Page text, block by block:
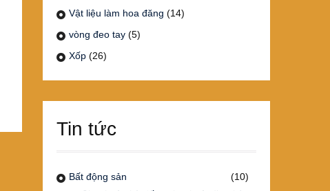
Vật liệu làm hoa đăng (14)
vòng đeo tay (5)
Xốp (26)
Tin tức
Bất động sản
(10)